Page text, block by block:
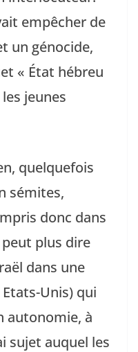
empêcher de
un génocide,
« État hébreu
jeunes
quelquefois
sémites,
donc dans
plus dire
dans une
Unis) qui
autonomie, à
sujet auquel les